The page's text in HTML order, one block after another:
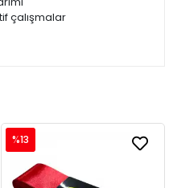
çalışmalar
%13